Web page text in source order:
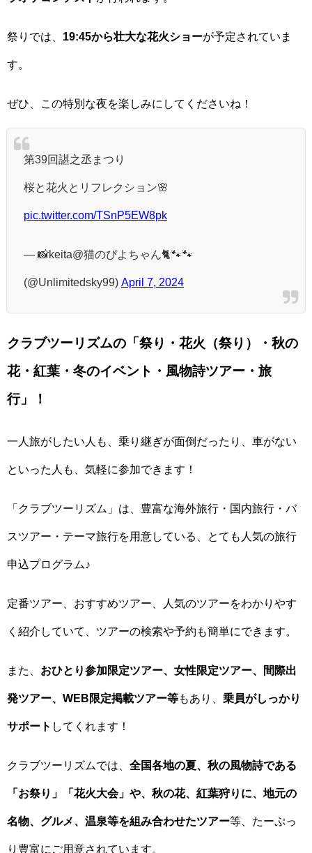
祭りでは、 19:45から壮大な花火ショーが予定されていま
す。
ぜひ、この特別な夜を楽しみにしてくださいね！
第39回諶之丞まつり
桜と花火とリフレクション🌸
pic.twitter.com/TSnP5EW8pk
— 📸keita@猫のぴよちゃん🐈🐾🐾
(@Unlimitedsky99) April 7, 2024
クラブツーリズムの「祭り・花火（祭り）・秋の
花・紅葉・冬のイベント・風物詩ツアー・旅
行」！
一人旅がしたい人も、乗り継ぎが面倒だったり、車がない
といった人も、気軽に参加できます！
「クラブツーリズム」は、豊富な海外旅行・国内旅行・バ
スツアー・テーマ旅行を用意している、とても人気の旅行
申込プログラム♪
定番ツアー、おすすめツアー、人気のツアーをわかりやす
く紹介していて、ツアーの検索や予約も簡単にできます。
また、 おひとり参加限定ツアー、女性限定ツアー、間際出
発ツアー、WEB限定掲載ツアー等もあり、 乗員がしっかり
サポート してくれます！
クラブツーリズムでは、 全国各地の夏、秋の風物詩である
「お祭り」「花火大会」や、秋の花、紅葉狩りに、地元の
名物、グルメ、温泉等を組み合わせたツアー等、たーぷっ
り豊富にご用意されています。